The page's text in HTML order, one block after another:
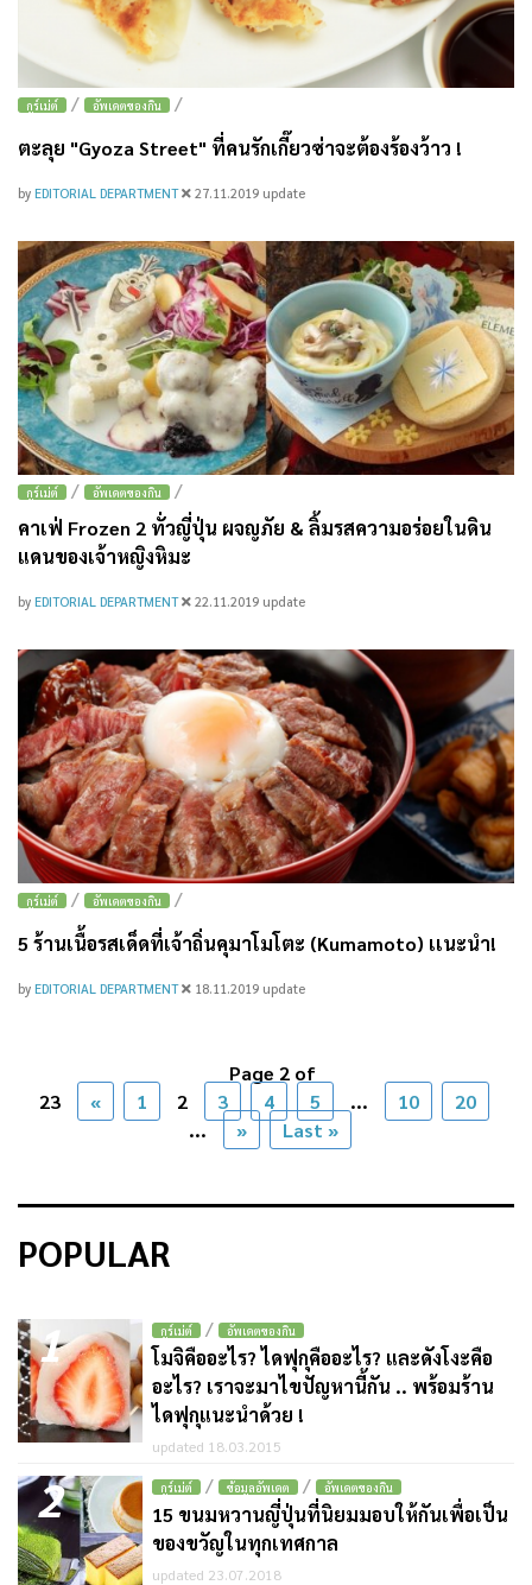
กูร์เม่ต์ / อัพเดตของกิน /
ตะลุย "Gyoza Street" ที่คนรักเกี๊ยวซ่าจะต้องร้องว้าว !
by EDITORIAL DEPARTMENT 27.11.2019 update
กูร์เม่ต์ / อัพเดตของกิน /
คาเฟ่ Frozen 2 ทั่วญี่ปุ่น ผจญภัย & ลิ้มรสความอร่อยในดิน
แดนของเจ้าหญิงหิมะ
by EDITORIAL DEPARTMENT 22.11.2019 update
กูร์เม่ต์ / อัพเดตของกิน /
5 ร้านเนื้อรสเด็ดที่เจ้าถิ่นคุมาโมโตะ (Kumamoto) เเนะนำ!
by EDITORIAL DEPARTMENT 18.11.2019 update
Page 2 of
23
« 1 2 3 4 5 ... 10
20
...
» Last »
POPULAR
1 กูร์เม่ต์ / อัพเดตของกิน
โมจิคืออะไร? ไดฟุกุคืออะไร? และดังโงะคือ
อะไร? เราจะมาไขปัญหานี้กัน .. พร้อมร้าน
ไดฟุกุแนะนำด้วย !
updated 18.03.2015
2 กูร์เม่ต์ / ข้อมูลอัพเดต / อัพเดตของกิน
15 ขนมหวานญี่ปุ่นที่นิยมมอบให้กันเพื่อเป็น
ของขวัญในทุกเทศกาล
updated 23.07.2018